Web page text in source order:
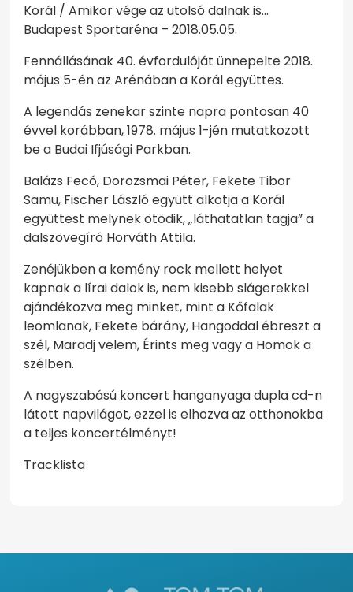
Korál / Amikor vége az utolsó dalnak is…
Budapest Sportaréna – 2018.05.05.
Fennállásának 40. évfordulóját ünnepelte 2018.
május 5-én az Arénában a Korál együttes.
A legendás zenekar szinte napra pontosan 40
évvel korábban, 1978. május 1-jén mutatkozott
be a Budai Ifjúsági Parkban.
Balázs Fecó, Dorozsmai Péter, Fekete Tibor
Samu, Fischer László együtt alkotja a Korál
együttest melynek ötödik, „láthatatlan tagja” a
dalszövegíró Horváth Attila.
Zenéjükben a kemény rock mellett helyet
kapnak a lírai dalok is, nem kisebb slágerekkel
ajándékozva meg minket, mint a Kőfalak
leomlanak, Fekete bárány, Hangoddal ébreszt a
szél, Maradj velem, Érints meg vagy a Homok a
szélben.
A nagyszabású koncert hanganyaga dupla cd-n
látott napvilágot, ezzel is elhozva az otthonokba
a teljes koncertélményt!
Tracklista